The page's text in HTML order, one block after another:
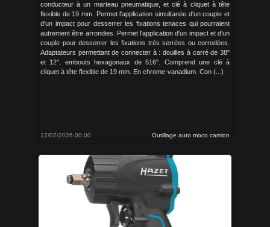
conducteur à un marteau pneumatique, et clé à cliquet à tête
flexible de 19 mm. Permet l'application simultanée d'un couple et
d'un impact pour desserrer les fixations tenaces qui pourraient
autrement être arrondies. Permet l'application d'un impact et d'un
couple pour desserrer les fixations très serrées ou corrodées.
Adaptateurs permettant de connecter à : douilles à carré de 38"
et 12", embouts hexagonaux de 516". Comprend une clé à
cliquet à tête flexible de 19 mm. En chrome-vanadium. Con (...)
17/07/2026 00:00 Outillage auto moco camion